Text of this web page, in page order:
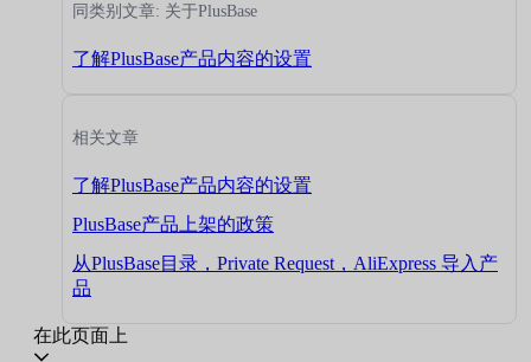
同类别文章: 关于PlusBase
了解PlusBase产品内容的设置
相关文章
了解PlusBase产品内容的设置
PlusBase产品上架的政策
从PlusBase目录，Private Request，AliExpress 导入产
品
在此页面上